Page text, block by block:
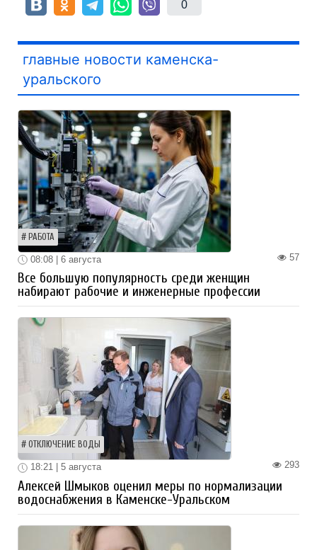
0
главные новости каменска-
уральского
РАБОТА
57
08:08 | 6 августа
Все большую популярность среди женщин
набирают рабочие и инженерные профессии
ОТКЛЮЧЕНИЕ ВОДЫ
293
18:21 | 5 августа
Алексей Шмыков оценил меры по нормализации
водоснабжения в Каменске-Уральском